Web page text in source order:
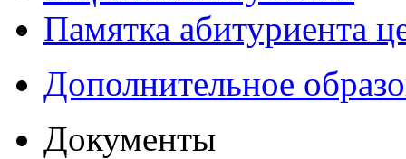
Памятка абитуриента
Дополнительное
Документы